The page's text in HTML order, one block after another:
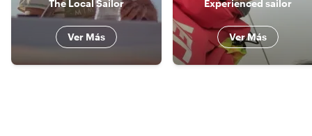
The Local Sailor
Ver Más
Experienced sailor
Ver Más